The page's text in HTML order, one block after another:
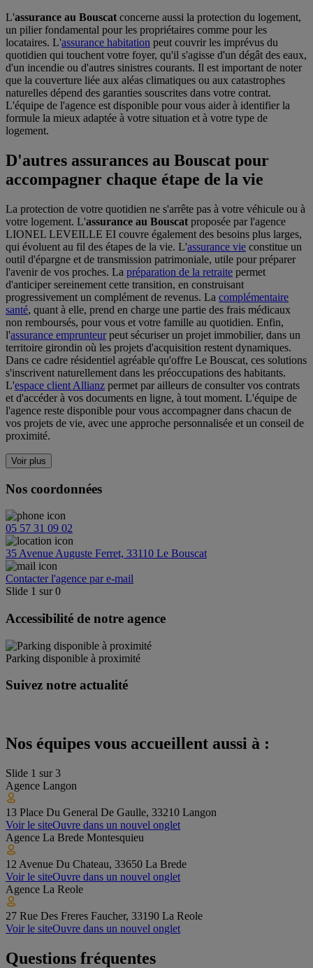
L'assurance au Bouscat concerne aussi la protection du logement,
un pilier fondamental pour les propriétaires comme pour les
locataires. L'assurance habitation peut couvrir les imprévus du
quotidien qui touchent votre foyer, qu'il s'agisse d'un dégât des eaux,
d'un incendie ou d'autres sinistres courants. Il est important de noter
que la couverture liée aux aléas climatiques ou aux catastrophes
naturelles dépend des garanties souscrites dans votre contrat.
L'équipe de l'agence est disponible pour vous aider à identifier la
formule la mieux adaptée à votre situation et à votre type de
logement.
D'autres assurances au Bouscat pour
accompagner chaque étape de la vie
La protection de votre quotidien ne s'arrête pas à votre véhicule ou à
votre logement. L'assurance au Bouscat proposée par l'agence
LIONEL LEVEILLE EI couvre également des besoins plus larges,
qui évoluent au fil des étapes de la vie. L'assurance vie constitue un
outil d'épargne et de transmission patrimoniale, utile pour préparer
l'avenir de vos proches. La préparation de la retraite permet
d'anticiper sereinement cette transition, en construisant
progressivement un complément de revenus. La complémentaire
santé, quant à elle, prend en charge une partie des frais médicaux
non remboursés, pour vous et votre famille au quotidien. Enfin,
l'assurance emprunteurpeut sécuriser un projet immobilier, dans un
territoire girondin où les projets d'acquisition restent dynamiques.
Dans ce cadre résidentiel agréable qu'offre Le Bouscat, ces solutions
s'inscrivent naturellement dans les préoccupations des habitants.
L'espace client Allianz permet par ailleurs de consulter vos contrats
et d'accéder à vos documents en ligne, à tout moment. L'équipe de
l'agence reste disponible pour vous accompagner dans chacun de
vos projets de vie, avec une approche personnalisée et un conseil de
proximité.
Voir plus
Nos coordonnées
05 57 31 09 02
35 Avenue Auguste Ferret, 33110 Le Bouscat
Contacter l'agence par e-mail
Slide 1 sur0
Accessibilité de notre agence
Parking disponible à proximité
Suivez notre actualité
Nos équipes vous accueillent aussi à :
Slide 1 sur3
Agence Langon
13 Place Du General De Gaulle, 33210 Langon
Voir le siteOuvre dans un nouvel onglet
Agence La Brede Montesquieu
12 Avenue Du Chateau, 33650 La Brede
Voir le siteOuvre dans un nouvel onglet
Agence La Reole
27 Rue Des Freres Faucher, 33190 La Reole
Voir le siteOuvre dans un nouvel onglet
Questions fréquentes